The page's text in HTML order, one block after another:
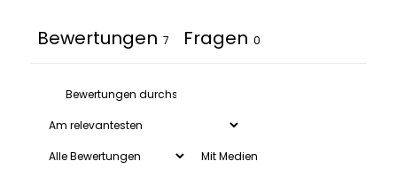
Bewertungen 7 Fragen 0
Mit Medien